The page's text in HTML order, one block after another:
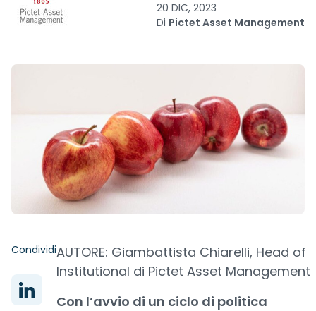
20 DIC, 2023
Di Pictet Asset Management
CondividiAUTORE: Giambattista Chiarelli, Head of
Institutional di Pictet Asset Management
Con l’avvio di un ciclo di politica